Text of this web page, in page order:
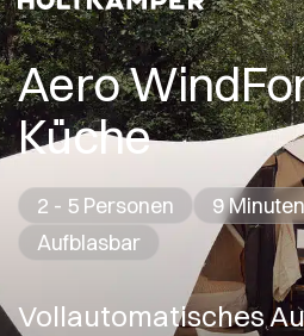
Aero
Küche
2 - 5 Personen
9
Aufblasbar
Vollautomatisches